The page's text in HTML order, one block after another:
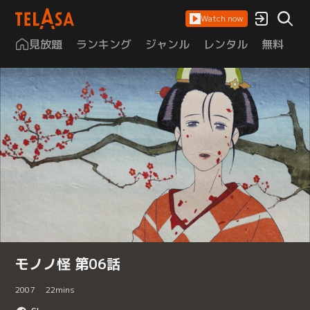
Watch now
見放題 ランキング ジャンル レンタル 無料
モノノ怪 第06話
2007 22mins